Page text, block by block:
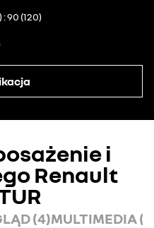
90 (120)
i
Renault
(4)MULTIMEDIA